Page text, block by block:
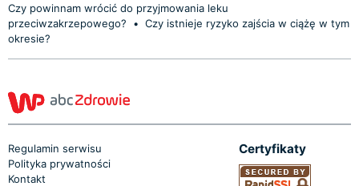
Czy powinnam wrócić do przyjmowania leku
przeciwzakrzepowego?
• Czy istnieje ryzyko zajścia w ciążę w tym
okresie?
Regulamin serwisu
Polityka prywatności
Kontakt
Certyfikaty